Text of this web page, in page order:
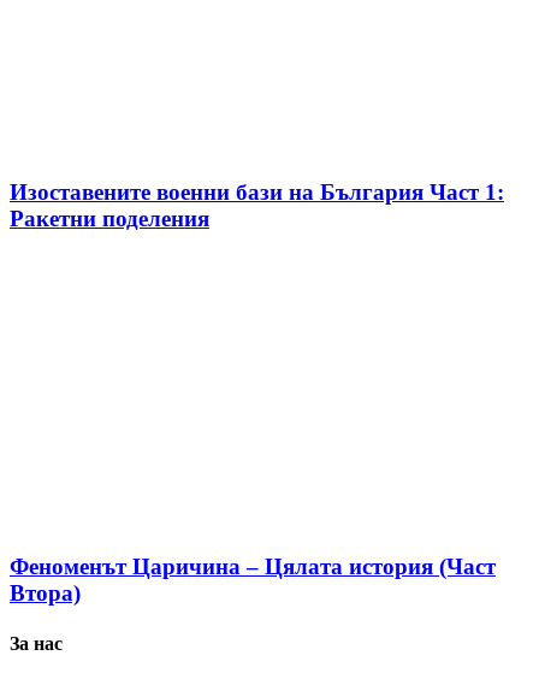
Изоставените военни бази на България Част 1:
Ракетни поделения
Феноменът Царичина – Цялата история (Част
Втора)
За нас